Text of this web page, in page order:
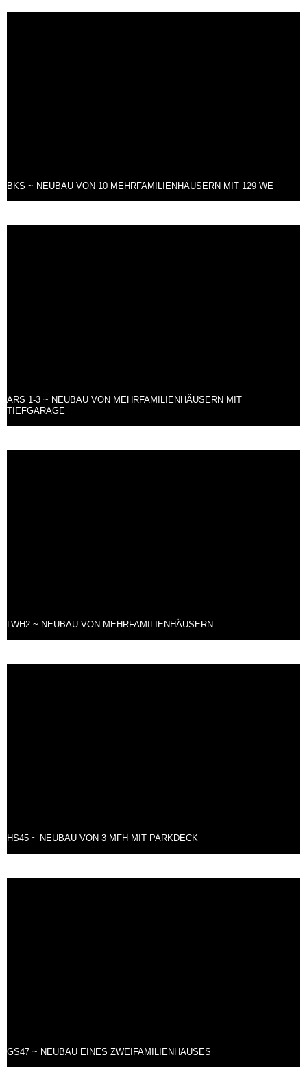
BKS ~ NEUBAU VON 10 MEHRFAMILIENHÄUSERN MIT 129 WE
ARS 1-3 ~ NEUBAU VON MEHRFAMILIENHÄUSERN MIT
TIEFGARAGE
LWH2 ~ NEUBAU VON MEHRFAMILIENHÄUSERN
HS45 ~ NEUBAU VON 3 MFH MIT PARKDECK
GS47 ~ NEUBAU EINES ZWEIFAMILIENHAUSES